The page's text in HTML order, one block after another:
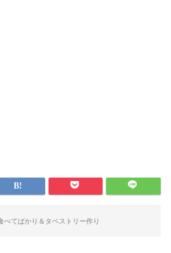
べてばかり＆タペストリー作り